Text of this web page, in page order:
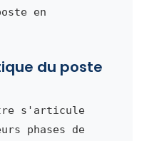
en
du poste
s'articule
phases de